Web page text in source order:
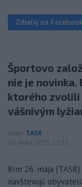
Zdieľaj na
Športovo
nie je novinka.
ktorého zvolili
vášnivým
Autor TASR
26. mája 2025 11:32
Rím 26. mája
navštevujú